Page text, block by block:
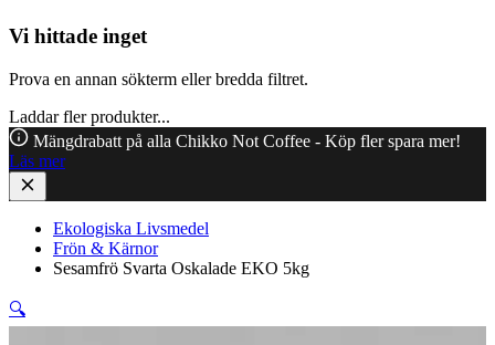
Vi hittade inget
Prova en annan sökterm eller bredda filtret.
Laddar fler produkter...
Mängdrabatt på alla Chikko Not Coffee - Köp fler spara mer!
Läs mer
Ekologiska Livsmedel
Frön & Kärnor
Sesamfrö Svarta Oskalade EKO 5kg
🔍